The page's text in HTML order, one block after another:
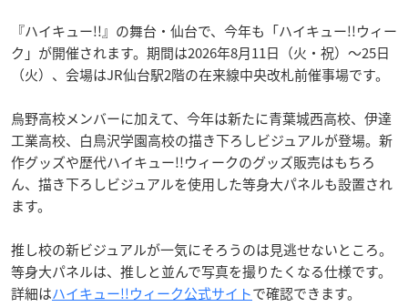
『ハイキュー!!』の舞台・仙台で、今年も「ハイキュー!!ウィー
ク」が開催されます。期間は2026年8月11日（火・祝）〜25日
（火）、会場はJR仙台駅2階の在来線中央改札前催事場です。
烏野高校メンバーに加えて、今年は新たに青葉城西高校、伊達
工業高校、白鳥沢学園高校の描き下ろしビジュアルが登場。新
作グッズや歴代ハイキュー!!ウィークのグッズ販売はもちろ
ん、描き下ろしビジュアルを使用した等身大パネルも設置され
ます。
推し校の新ビジュアルが一気にそろうのは見逃せないところ。
等身大パネルは、推しと並んで写真を撮りたくなる仕様です。
詳細はハイキュー!!ウィーク公式サイトで確認できます。